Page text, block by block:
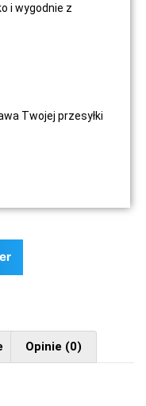
i wygodnie z
Twojej przesyłki
Opinie (0)